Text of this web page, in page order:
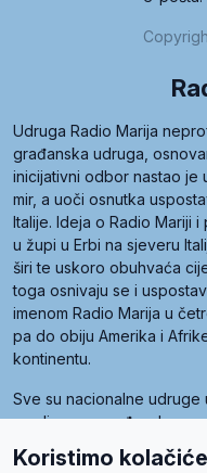
Udruga Radio Marija
građanska udruga,
inicijativni odbor nastao je
mir, a uoči osnutka
Italije. Ideja o Radio Mariji
u župi u Erbi na sjeveru
širi te uskoro obuhvaća
toga osnivaju se i
imenom Radio Marija u
pa do obiju Amerika i
kontinentu.
Sve su nacionalne udruge
zemljama, a međusobna
pod nazivom Svjetska
Radio Maria). Svjetsku
Koristimo